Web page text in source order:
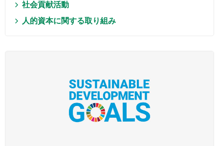
社会貢献活動
人的資本に関する取り組み